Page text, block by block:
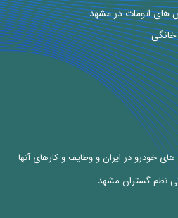
های اتومات در مشهد
خانگی
های خودرو در ایران و وظایف و کارهای آنها
نظم گستران مشهد